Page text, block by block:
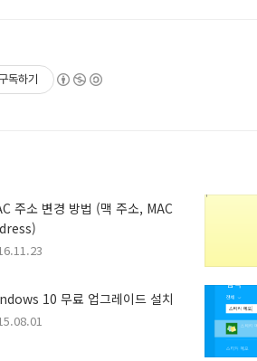
독하기
주소 변경 방법 (맥 주소, MAC
10 무료 업그레이드 설치